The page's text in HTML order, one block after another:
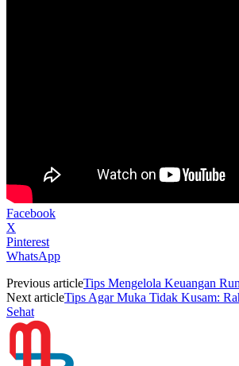
Facebook
X
Pinterest
WhatsApp
Previous articleTips Mengelola Keuangan
Next articleTips Agar Muka Tidak Kusam:
Sehat